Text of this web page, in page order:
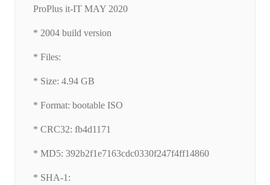
ProPlus it-IT MAY 2020
* 2004 build version
* Files:
* Size: 4.94 GB
* Format: bootable ISO
* CRC32: fb4d1171
* MD5: 392b2f1e7163cdc0330f247f4ff14860
* SHA-1: